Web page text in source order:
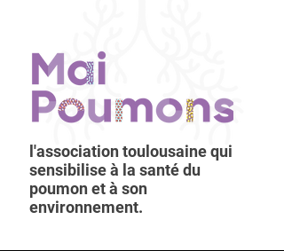
l'association toulousaine qui
sensibilise à la santé du
poumon et à son
environnement.